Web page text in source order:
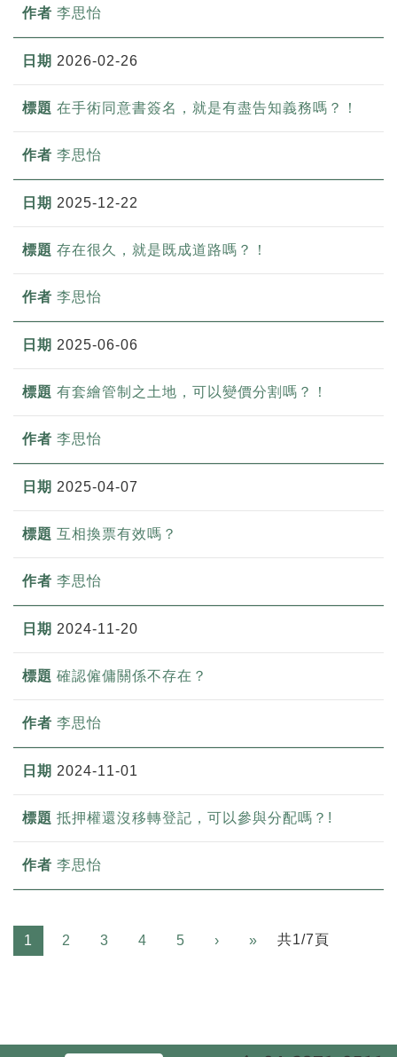
李思怡
2026-02-26
在手術同意書簽名，就是有盡告知義務嗎？！
李思怡
2025-12-22
存在很久，就是既成道路嗎？！
李思怡
2025-06-06
有套繪管制之土地，可以變價分割嗎？！
李思怡
2025-04-07
互相換票有效嗎？
李思怡
2024-11-20
確認僱傭關係不存在？
李思怡
2024-11-01
抵押權還沒移轉登記，可以參與分配嗎？!
李思怡
1 2 3 4 5 › » Next共1/7頁